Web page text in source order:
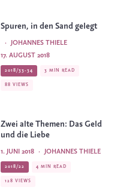
Spuren, in den Sand gelegt
JOHANNES THIELE
·
17. AUGUST 2018
2018/33-34 3 MIN READ
88 VIEWS
Zwei alte Themen: Das Geld
und die Liebe
JOHANNES THIELE
·
1. JUNI 2018
2018/22 4 MIN READ
128 VIEWS